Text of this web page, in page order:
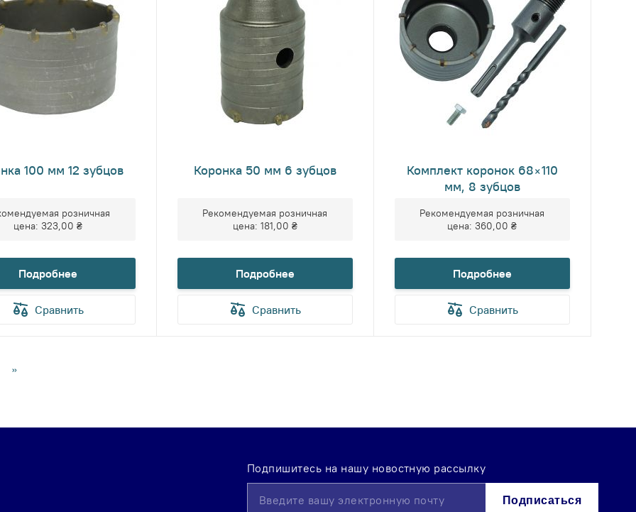
100 мм 12 зубцов
розничная
цена: 323,00 ₴
Подробнее
Сравнить
Коронка 50 мм 6 зубцов
Рекомендуемая розничная
цена: 181,00 ₴
Подробнее
Сравнить
Комплект коронок 68×110
мм, 8 зубцов
Рекомендуемая розничная
цена: 360,00 ₴
Подробнее
Сравнить
Страница
»
Подпишитесь на нашу новостную рассылку
Подписаться